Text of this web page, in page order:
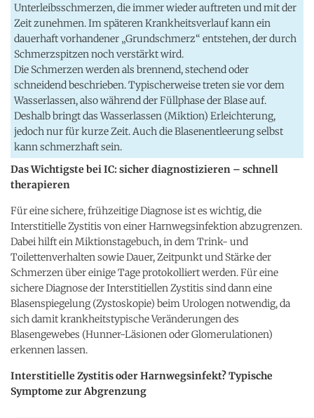
Unterleibsschmerzen, die immer wieder auftreten und mit der
Zeit zunehmen. Im späteren Krankheitsverlauf kann ein
dauerhaft vorhandener „Grundschmerz“ entstehen, der durch
Schmerzspitzen noch verstärkt wird.
Die Schmerzen werden als brennend, stechend oder
schneidend beschrieben. Typischerweise treten sie vor dem
Wasserlassen, also während der Füllphase der Blase auf.
Deshalb bringt das Wasserlassen (Miktion) Erleichterung,
jedoch nur für kurze Zeit. Auch die Blasenentleerung selbst
kann schmerzhaft sein.
Das Wichtigste bei IC: sicher diagnostizieren – schnell
therapieren
Für eine sichere, frühzeitige Diagnose ist es wichtig, die
Interstitielle Zystitis von einer Harnwegsinfektion abzugrenzen.
Dabei hilft ein Miktionstagebuch, in dem Trink- und
Toilettenverhalten sowie Dauer, Zeitpunkt und Stärke der
Schmerzen über einige Tage protokolliert werden. Für eine
sichere Diagnose der Interstitiellen Zystitis sind dann eine
Blasenspiegelung (Zystoskopie) beim Urologen notwendig, da
sich damit krankheitstypische Veränderungen des
Blasengewebes (Hunner-Läsionen oder Glomerulationen)
erkennen lassen.
Interstitielle Zystitis oder Harnwegsinfekt? Typische
Symptome zur Abgrenzung